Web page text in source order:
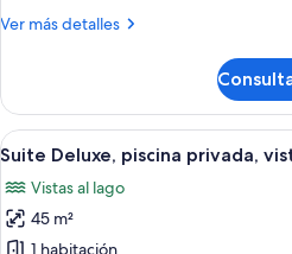
balcón,
patio
Ver más detalles
Más
estándar
doble,
balcón,
al
patio
Abrir
todas
las
fotos
9
Suite Deluxe, piscina privada,
Vistas al lago
45 m²
1 habitación